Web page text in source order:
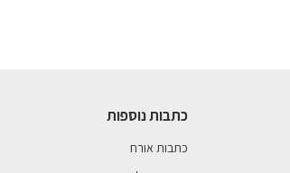
כתבות נוספות
כתבות אורח